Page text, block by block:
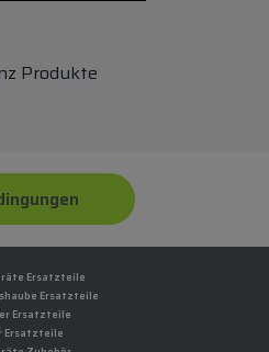
Produkte
Ersatzteile
Ersatzteile
Ersatzteile
Ersatzteile